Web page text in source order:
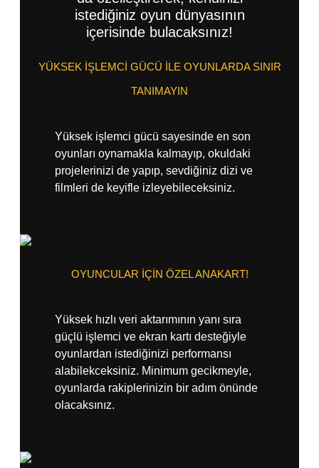
istediğiniz oyun dünyasının
içerisinde bulacaksınız!
YÜKSEK İŞLEMCİ GÜCÜ İLE OYUNLARDA SINIR
TANIMAYIN
Yüksek işlemci gücü sayesinde en son
oyunları oynamakla kalmayıp, okuldaki
projelerinizi de yapıp, sevdiğiniz dizi ve
filmleri de keyifle izleyebileceksiniz.
OYUNCULAR İÇİN ÖZEL ANAKART!
Yüksek hızlı veri aktarımının yanı sıra
güçlü işlemci ve ekran kartı desteğiyle
oyunlardan istediğinizi performansı
alabilekceksiniz. Minimum gecikmeyle,
oyunlarda rakiplerinizin bir adım önünde
olacaksınız.